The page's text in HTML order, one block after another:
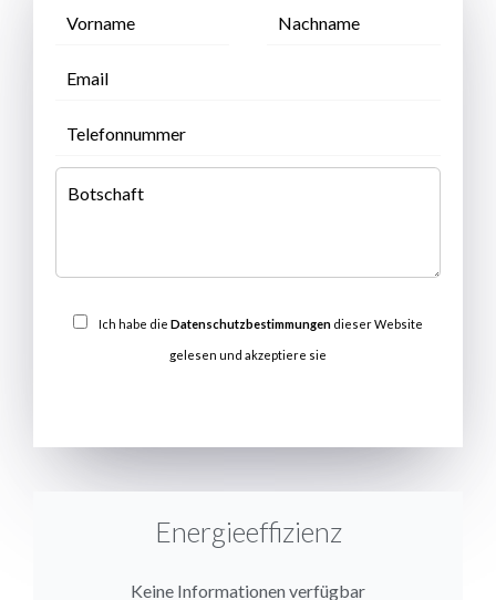
Ich habe die Datenschutzbestimmungen dieser Website
gelesen und akzeptiere sie
Energieeffizienz
Keine Informationen verfügbar